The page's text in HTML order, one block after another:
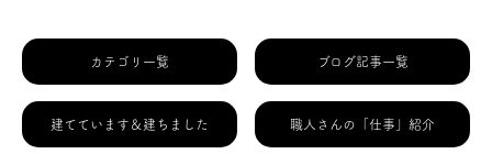
カテゴリ一覧 ブログ記事一覧
建てています＆建ちました 職人さんの「仕事」紹介